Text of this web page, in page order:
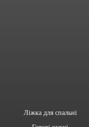
Ліжка для спальні